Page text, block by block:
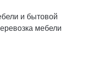
и бытовой
мебели